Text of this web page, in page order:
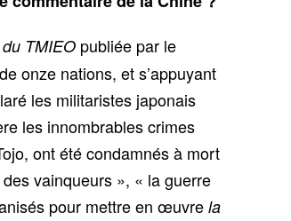
TMIEO publiée par le
onze nations, et s’appuyant
les militaristes japonais
les innombrables crimes
ont été condamnés à mort
vainqueurs », « la guerre
pour mettre en œuvre la